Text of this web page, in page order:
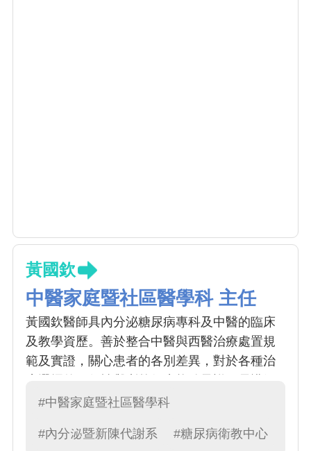
黃國欽
中醫家庭暨社區醫學科 主任
黃國欽醫師具內分泌糖尿病專科及中醫的臨床
及教學資歷。善於整合中醫與西醫治療處置規
範及實證，關心患者的各別差異，對於各種治
說，使患者能依個別需求作出合理選擇。
#中醫家庭暨社區醫學科
#內分泌暨新陳代謝系 #糖尿病衛教中心